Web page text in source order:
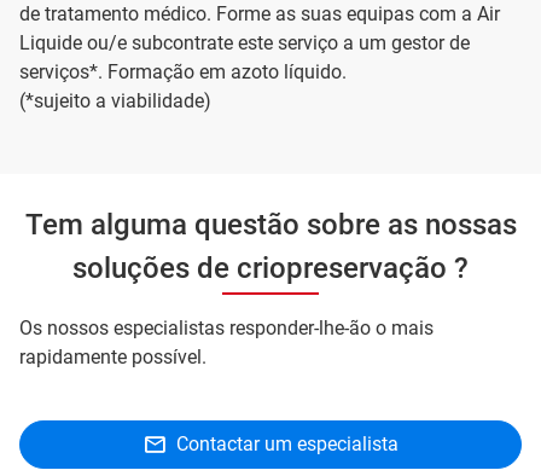
de tratamento médico. Forme as suas equipas com a Air
Liquide ou/e subcontrate este serviço a um gestor de
serviços*. Formação em azoto líquido.
(*sujeito a viabilidade)
Tem alguma questão sobre as nossas
soluções de criopreservação ?
Os nossos especialistas responder-lhe-ão o mais
rapidamente possível.
Contactar um especialista